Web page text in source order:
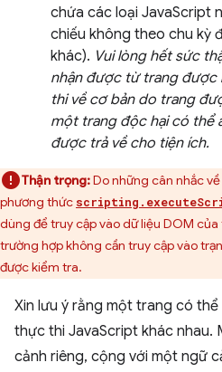
chứa các loại JavaScript
chiếu không theo chu kỳ
khác). Vui lòng hết sức
nhận được từ trang được
thi về cơ bản do trang
một trang độc hại có thể
được trả về cho tiện ích.
Thận trọng:Do những cân nhắc
phương thức
dùng để truy cập vào dữ liệu DOM
trường hợp không cần truy cập vào
được kiểm tra.
Xin lưu ý rằng một trang có
thực thi JavaScript khác nhau.
cảnh riêng, cộng với một ngữ